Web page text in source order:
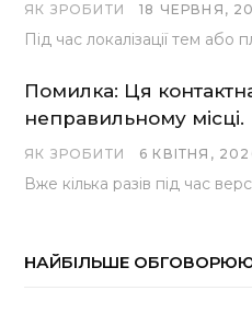
ЯК ЗРОБИТИ 18 ЧЕРВНЯ,
Помилка: Ця
неправильному місці.
ЯК ЗРОБИТИ 6 КВІТНЯ,
НАЙБІЛЬШЕ